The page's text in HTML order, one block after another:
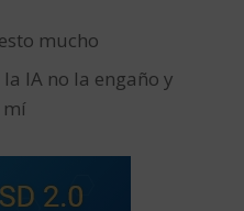
mucho
IA no la engaño y
mí